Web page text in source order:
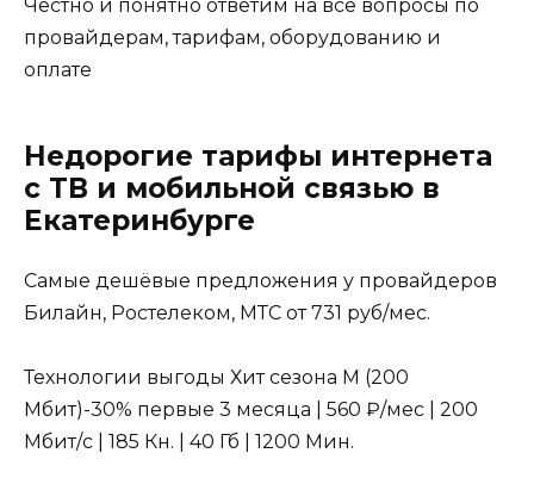
Честно и понятно ответим на все вопросы по
провайдерам, тарифам, оборудованию и
оплате
Недорогие тарифы интернета
с ТВ и мобильной связью в
Екатеринбурге
Самые дешёвые предложения у провайдеров
Билайн, Ростелеком, МТС от 731 руб/мес.
Технологии выгоды Хит сезона М (200
Мбит)-30% первые 3 месяца | 560 ₽/мес | 200
Мбит/с | 185 Кн. | 40 Гб | 1200 Мин.